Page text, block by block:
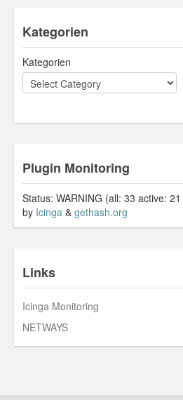
Kategorien
Kategorien
Plugin Monitoring
Status: WARNING (all: 33 active:
by Icinga & gethash.org
Links
Icinga Monitoring
NETWAYS